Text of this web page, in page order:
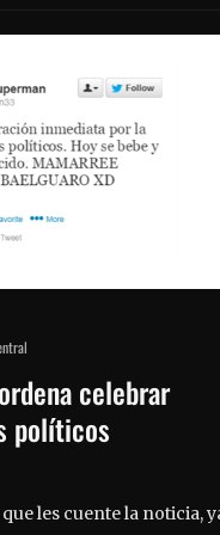
celebrar
políticos
les cuente la noticia,